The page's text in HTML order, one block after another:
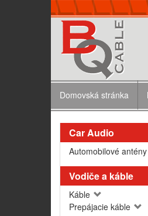
Domovská stránka
Car Audio
Automobilové antény
Vodiče a káble
Káble
Prepájacie káble